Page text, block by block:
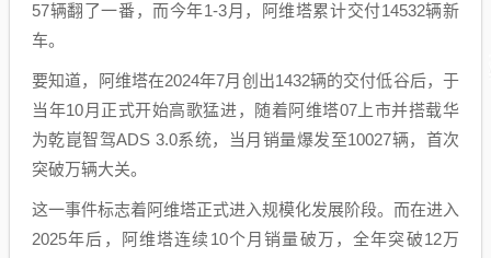
57辆翻了一番，而今年1-3月，阿维塔累计交付14532辆新
车。
要知道，阿维塔在2024年7月创出1432辆的交付低谷后，于
当年10月正式开始高歌猛进，随着阿维塔07上市并搭载华
为乾崑智驾ADS 3.0系统，当月销量爆发至10027辆，首次
突破万辆大关。
这一事件标志着阿维塔正式进入规模化发展阶段。而在进入
2025年后，阿维塔连续10个月销量破万，全年突破12万